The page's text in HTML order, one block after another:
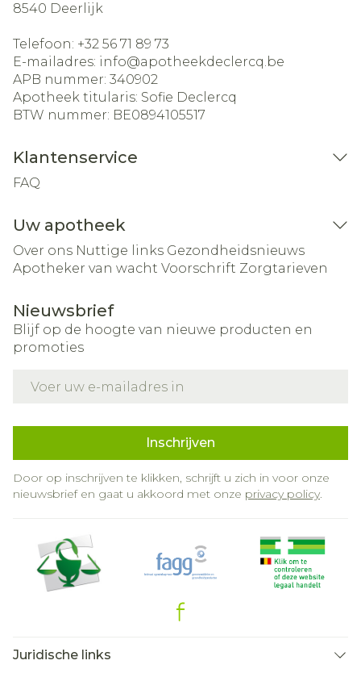
8540 Deerlijk
Telefoon: +32 56 71 89 73
E-mailadres: info@apotheekdeclercq.be
APB nummer: 340902
Apotheek titularis: Sofie Declercq
BTW nummer: BE0894105517
Klantenservice
FAQ
Uw apotheek
Over ons Nuttige links Gezondheidsnieuws
Apotheker van wacht Voorschrift Zorgtarieven
Nieuwsbrief
Blijf op de hoogte van nieuwe producten en
promoties
Inschrijven
Door op inschrijven te klikken, schrijft u zich in voor onze
nieuwsbrief en gaat u akkoord met onze privacy policy.
Juridische links